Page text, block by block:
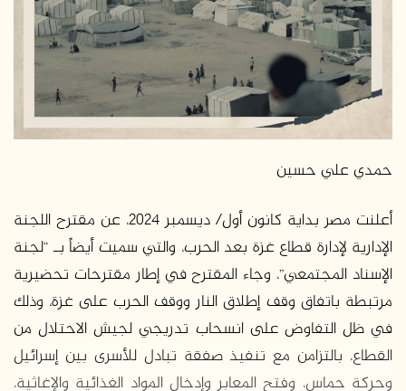
حمدي علي حسين
أعلنت مصر بداية كانون أول/ ديسمبر 2024، عن مقترح اللجنة
الإدارية لإدارة قطاع غزة بعد الحرب، والتي سميت أيضاً بـ “لجنة
الإسناد المجتمعي”، وجاء المقترح في إطار مقترحات تحضيرية
مرتبطة باتفاق وقف إطلاق النار ووقف الحرب على غزة، وذلك
في ظل التفاوض على انسحاب تدريجي لجيش الاحتلال من
القطاع، بالتزامن مع تنفيذ صفقة تبادل للأسرى بين إسرائيل
وحركة حماس، وفتح المعابر وإدخال المواد الغذائية والإغاثية،